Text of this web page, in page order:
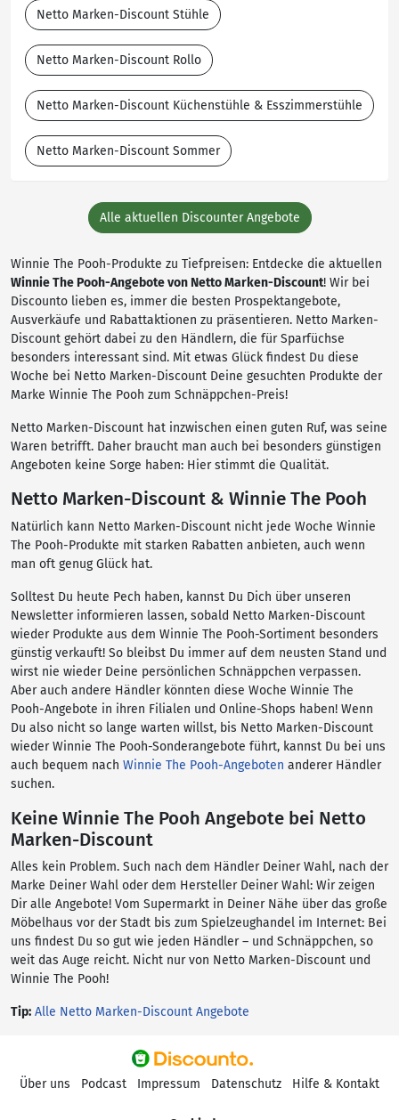
Netto Marken-Discount Stühle
Netto Marken-Discount Rollo
Netto Marken-Discount Küchenstühle & Esszimmerstühle
Netto Marken-Discount Sommer
Alle aktuellen Discounter Angebote
Winnie The Pooh-Produkte zu Tiefpreisen: Entdecke die aktuellen
Winnie The Pooh-Angebote von Netto Marken-Discount! Wir bei
Discounto lieben es, immer die besten Prospektangebote,
Ausverkäufe und Rabattaktionen zu präsentieren. Netto Marken-
Discount gehört dabei zu den Händlern, die für Sparfüchse
besonders interessant sind. Mit etwas Glück findest Du diese
Woche bei Netto Marken-Discount Deine gesuchten Produkte der
Marke Winnie The Pooh zum Schnäppchen-Preis!
Netto Marken-Discount hat inzwischen einen guten Ruf, was seine
Waren betrifft. Daher braucht man auch bei besonders günstigen
Angeboten keine Sorge haben: Hier stimmt die Qualität.
Netto Marken-Discount & Winnie The Pooh
Natürlich kann Netto Marken-Discount nicht jede Woche Winnie
The Pooh-Produkte mit starken Rabatten anbieten, auch wenn
man oft genug Glück hat.
Solltest Du heute Pech haben, kannst Du Dich über unseren
Newsletter informieren lassen, sobald Netto Marken-Discount
wieder Produkte aus dem Winnie The Pooh-Sortiment besonders
günstig verkauft! So bleibst Du immer auf dem neusten Stand und
wirst nie wieder Deine persönlichen Schnäppchen verpassen.
Aber auch andere Händler könnten diese Woche Winnie The
Pooh-Angebote in ihren Filialen und Online-Shops haben! Wenn
Du also nicht so lange warten willst, bis Netto Marken-Discount
wieder Winnie The Pooh-Sonderangebote führt, kannst Du bei uns
auch bequem nach Winnie The Pooh-Angeboten anderer Händler
suchen.
Keine Winnie The Pooh Angebote bei Netto
Marken-Discount
Alles kein Problem. Such nach dem Händler Deiner Wahl, nach der
Marke Deiner Wahl oder dem Hersteller Deiner Wahl: Wir zeigen
Dir alle Angebote! Vom Supermarkt in Deiner Nähe über das große
Möbelhaus vor der Stadt bis zum Spielzeughandel im Internet: Bei
uns findest Du so gut wie jeden Händler – und Schnäppchen, so
weit das Auge reicht. Nicht nur von Netto Marken-Discount und
Winnie The Pooh!
Tip: Alle Netto Marken-Discount Angebote
Über uns Podcast Impressum Datenschutz Hilfe & Kontakt